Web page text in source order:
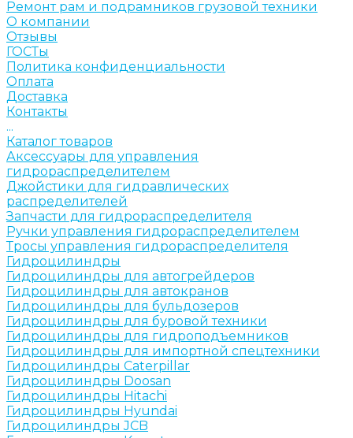
Ремонт рам и подрамников грузовой техники
О компании
Отзывы
ГОСТы
Политика конфиденциальности
Оплата
Доставка
Контакты
...
Каталог товаров
Аксессуары для управления
гидрораспределителем
Джойстики для гидравлических
распределителей
Запчасти для гидрораспределителя
Ручки управления гидрораспределителем
Тросы управления гидрораспределителя
Гидроцилиндры
Гидроцилиндры для автогрейдеров
Гидроцилиндры для автокранов
Гидроцилиндры для бульдозеров
Гидроцилиндры для буровой техники
Гидроцилиндры для гидроподъемников
Гидроцилиндры для импортной спецтехники
Гидроцилиндры Caterpillar
Гидроцилиндры Doosan
Гидроцилиндры Hitachi
Гидроцилиндры Hyundai
Гидроцилиндры JCB